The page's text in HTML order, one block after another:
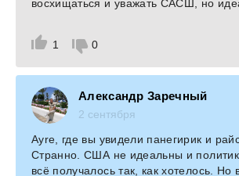
1 0
восхищаться и уважать САСШ, но
Александр Заречный
2 сентября
Ayre, где вы увидели панегирик и
Странно. США не идеальны и
всё получалось так, как хотелось. Но